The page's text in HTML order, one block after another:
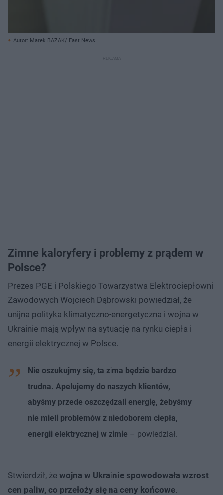
Autor: Marek BAZAK/ East News
Zimne kaloryfery i problemy z prądem w
Polsce?
Prezes PGE i Polskiego Towarzystwa Elektrociepłowni
Zawodowych Wojciech Dąbrowski powiedział, że
unijna polityka klimatyczno-energetyczna i wojna w
Ukrainie mają wpływ na sytuację na rynku ciepła i
energii elektrycznej w Polsce.
Nie oszukujmy się, ta zima będzie bardzo
trudna. Apelujemy do naszych klientów,
abyśmy przede oszczędzali energię, żebyśmy
nie mieli problemów z niedoborem ciepła,
energii elektrycznej w zimie – powiedział.
Stwierdził, że wojna w Ukrainie spowodowała wzrost
cen paliw, co przełoży się na ceny końcowe.